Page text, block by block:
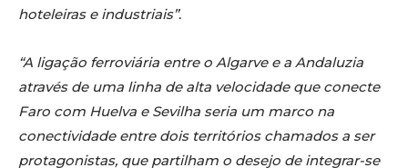
hoteleiras e industriais”.
“A ligação ferroviária entre o Algarve e a Andaluzia
através de uma linha de alta velocidade que conecte
Faro com Huelva e Sevilha seria um marco na
conectividade entre dois territórios chamados a ser
protagonistas, que partilham o desejo de integrar-se